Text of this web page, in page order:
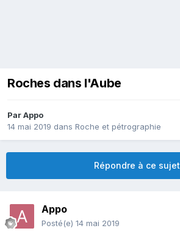
Roches dans l'Aube
ParAppo
14 mai 2019 dans Roche et pétrographie
Répondre à ce sujet
Appo
Posté(e) 14 mai 2019